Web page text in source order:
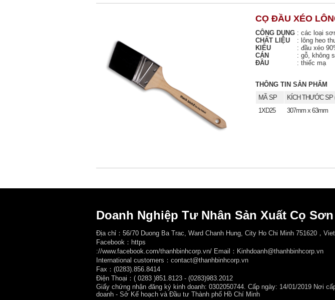
CỌ ĐẦU XÉO
CÔNG DỤNG : các loại
CHẤT LIỆU
: lông heo
KIỂU
: đầu xéo
CÁN
: gỗ, không
ĐẦU
: thiếc mạ
THÔNG TIN SẢN PHẨM
MÃ SP
KÍCH THƯỚC SP
1XD25
307mm x 63mm
Doanh Nghiệp Tư Nhân Sản Xuất Cọ
Địa chỉ：56/70 Duong Ba Trac, Ward Chanh Hung, City Ho Chi Minh 751620，
Facebook： https
://www.facebook.com/thanhbinhcorp.vn/ Email：Kinhdoanh@thanhbinhcorp.vn
International customers：contact@thanhbinhcorp.vn
Fax：(0283).856.8414
Điện Thoại：( 0283 )851.8123 - (0283)983.2012
Giấy chứng nhận đăng ký kinh doanh: 0302050744. Cấp ngày: 14/01/2019 Nơi
doanh - Sở Kế hoạch và Đầu tư Thành phố Hồ Chí Minh